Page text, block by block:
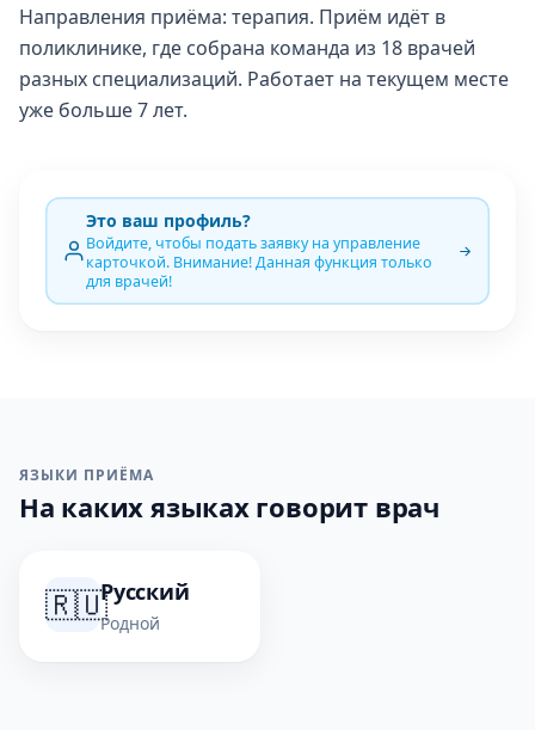
Направления приёма: терапия. Приём идёт в
поликлинике, где собрана команда из 18 врачей
разных специализаций. Работает на текущем месте
уже больше 7 лет.
Это ваш профиль?
Войдите, чтобы подать заявку на управление
карточкой. Внимание! Данная функция только
для врачей!
ЯЗЫКИ ПРИЁМА
На каких языках говорит врач
🇷🇺Русский
Родной